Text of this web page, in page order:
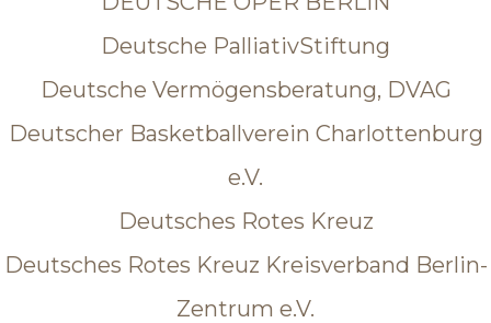
Deutsche PalliativStiftung
Deutsche Vermögensberatung, DVAG
Deutscher Basketballverein Charlottenburg
e.V.
Deutsches Rotes Kreuz
Deutsches Rotes Kreuz Kreisverband Berlin-
Zentrum e.V.